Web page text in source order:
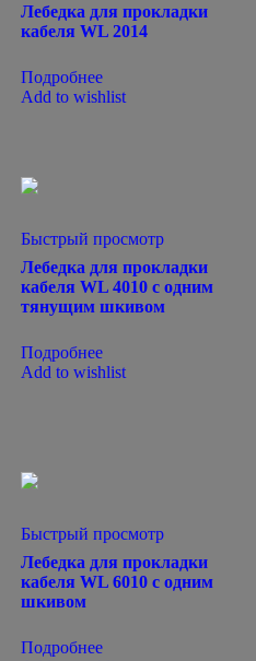
Лебедка для прокладки
кабеля WL 2014
Подробнее
Add to wishlist
Быстрый просмотр
Лебедка для прокладки
кабеля WL 4010 с одним
тянущим шкивом
Подробнее
Add to wishlist
Быстрый просмотр
Лебедка для прокладки
кабеля WL 6010 с одним
шкивом
Подробнее